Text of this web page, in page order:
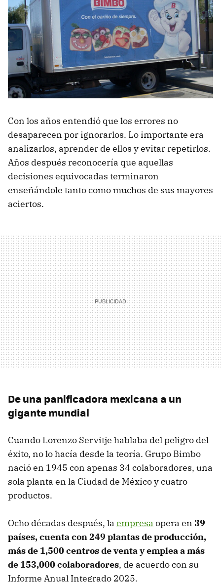
Con los años entendió que los errores no
desaparecen por ignorarlos. Lo importante era
analizarlos, aprender de ellos y evitar repetirlos.
Años después reconocería que aquellas
decisiones equivocadas terminaron
enseñándole tanto como muchos de sus mayores
aciertos.
De una panificadora mexicana a un
gigante mundial
Cuando Lorenzo Servitje hablaba del peligro del
éxito, no lo hacía desde la teoría. Grupo Bimbo
nació en 1945 con apenas 34 colaboradores, una
sola planta en la Ciudad de México y cuatro
productos.
Ocho décadas después, la empresa opera en 39
países, cuenta con 249 plantas de producción,
más de 1,500 centros de venta y emplea a más
de 153,000 colaboradores, de acuerdo con su
Informe Anual Integrado 2025.